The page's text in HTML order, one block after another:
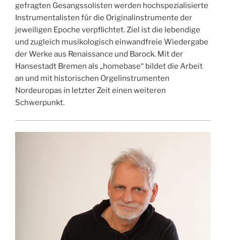
gefragten Gesangssolisten werden hochspezialisierte
Instrumentalisten für die Originalinstrumente der
jeweiligen Epoche verpflichtet. Ziel ist die lebendige
und zugleich musikologisch einwandfreie Wiedergabe
der Werke aus Renaissance und Barock. Mit der
Hansestadt Bremen als „homebase“ bildet die Arbeit
an und mit historischen Orgelinstrumenten
Nordeuropas in letzter Zeit einen weiteren
Schwerpunkt.